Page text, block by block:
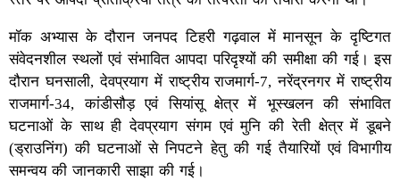
मॉक अभ्यास के दौरान जनपद टिहरी गढ़वाल में मानसून के दृष्टिगत
संवेदनशील स्थलों एवं संभावित आपदा परिदृश्यों की समीक्षा की गई। इस
दौरान घनसाली, देवप्रयाग में राष्ट्रीय राजमार्ग-7, नरेंद्रनगर में राष्ट्रीय
राजमार्ग-34, कांडीसौड़ एवं सियांसू क्षेत्र में भूस्खलन की संभावित
घटनाओं के साथ ही देवप्रयाग संगम एवं मुनि की रेती क्षेत्र में डूबने
(ड्राउनिंग) की घटनाओं से निपटने हेतु की गई तैयारियों एवं विभागीय
समन्वय की जानकारी साझा की गई।